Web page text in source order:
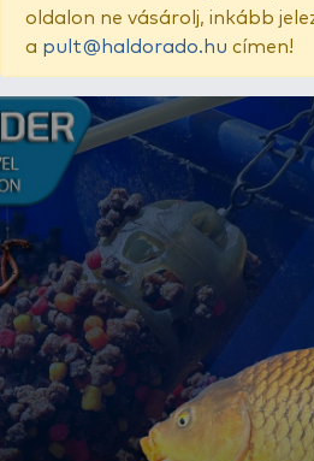
oldalon ne vásárolj, inkább
a pult@haldorado.hu címen!